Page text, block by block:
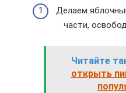
Делаем
части,
Читайте
открыть